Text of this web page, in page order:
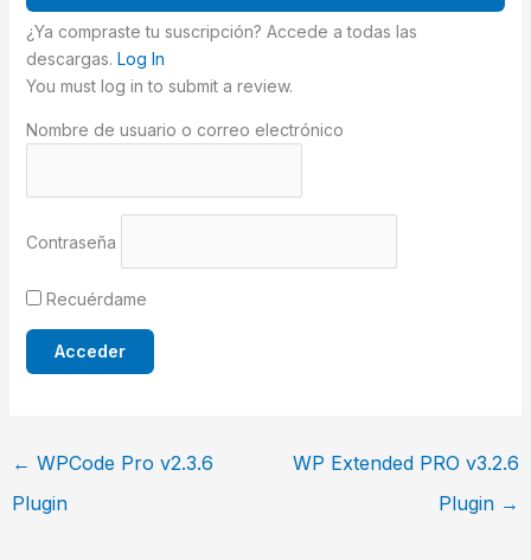
¿Ya compraste tu suscripción? Accede a todas las
descargas. Log In
You must log in to submit a review.
Nombre de usuario o correo electrónico
Contraseña
Recuérdame
← WPCode Pro v2.3.6
Plugin
WP Extended PRO v3.2.6
Plugin →